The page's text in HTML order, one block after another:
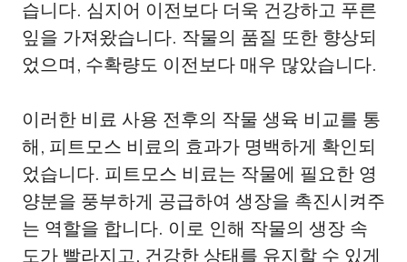
습니다. 심지어 이전보다 더욱 건강하고 푸른
잎을 가져왔습니다. 작물의 품질 또한 향상되
었으며, 수확량도 이전보다 매우 많았습니다.
이러한 비료 사용 전후의 작물 생육 비교를 통
해, 피트모스 비료의 효과가 명백하게 확인되
었습니다. 피트모스 비료는 작물에 필요한 영
양분을 풍부하게 공급하여 생장을 촉진시켜주
는 역할을 합니다. 이로 인해 작물의 생장 속
도가 빨라지고, 건강한 상태를 유지할 수 있게